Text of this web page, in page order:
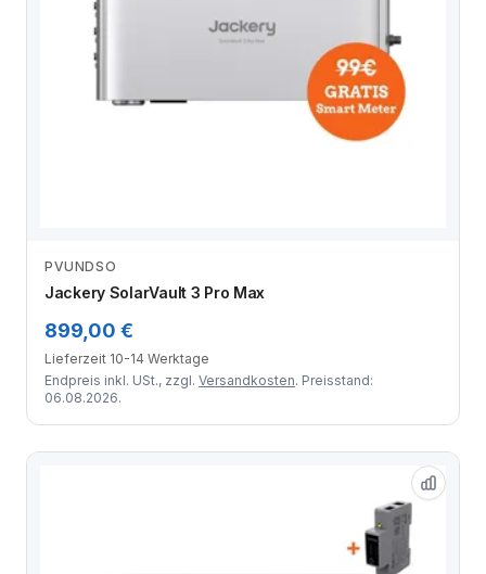
PVUNDSO
Jackery SolarVault 3 Pro Max
899,00 €
Lieferzeit 10-14 Werktage
Endpreis inkl. USt., zzgl. Versandkosten. Preisstand:
06.08.2026.